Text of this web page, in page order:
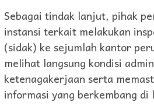
Sebagai tindak lanjut, pihak
instansi terkait melakukan
(sidak) ke sejumlah kantor
melihat langsung kondisi
ketenagakerjaan serta
informasi yang berkembang di